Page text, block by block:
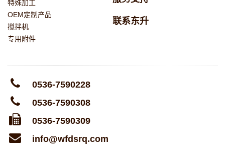
特殊加工
OEM定制产品
搅拌机
专用附件
联系东升
0536-7590228
0536-7590308
0536-7590309
info@wfdsrq.com